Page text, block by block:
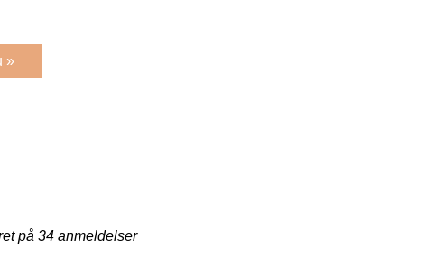
»
på 34 anmeldelser